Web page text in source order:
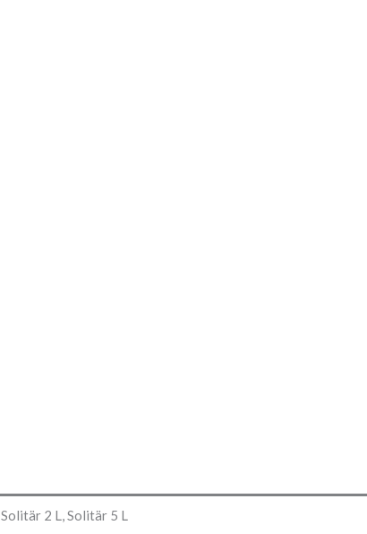
Solitär 2 L, Solitär 5 L